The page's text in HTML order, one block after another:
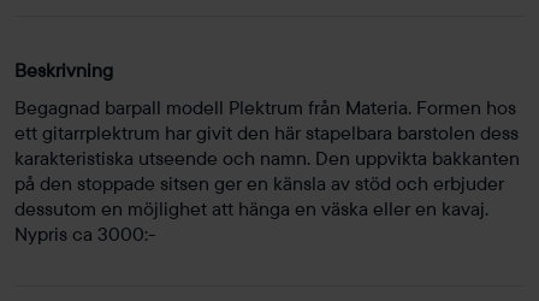
Beskrivning
Begagnad barpall modell Plektrum från Materia. Formen hos
ett gitarrplektrum har givit den här stapelbara barstolen dess
karakteristiska utseende och namn. Den uppvikta bakkanten
på den stoppade sitsen ger en känsla av stöd och erbjuder
dessutom en möjlighet att hänga en väska eller en kavaj.
Nypris ca 3000:-